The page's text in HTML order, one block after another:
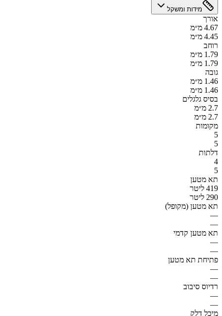
מידות ומשקל
אורך
4.67 מ״מ
4.45 מ״מ
רוחב
1.79 מ״מ
1.79 מ״מ
גובה
1.46 מ״מ
1.46 מ״מ
בסיס גלגלים
2.7 מ״מ
2.7 מ״מ
מקומות
5
5
דלתות
4
5
תא מטען
419 ליטר
290 ליטר
תא מטען (מקופל)
—
—
תא מטען קדמי
—
—
פתיחת תא מטען
—
—
רדיוס סיבוב
—
—
מיכל דלק